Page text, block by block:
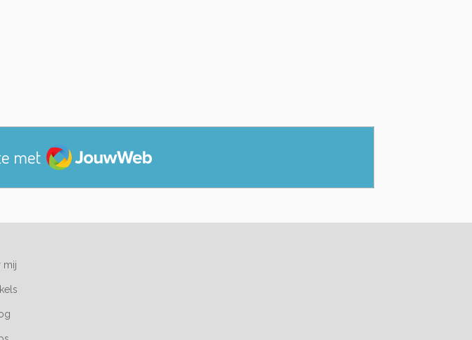
met JouwWeb
mij